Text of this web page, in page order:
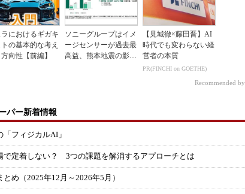
ラにおけるギガキ
トの基本的な考え
向性【前編】
ソニーグループはイメ
ージセンサーが過去最
高益、熊本地震の影響
【見城徹×藤田晋】AI
時代でも変わらない経
営者の本質
PR(FINCHI on GOETHE)
Recommended by
パー新着情報
フィジカルAI」
で定着しない？ 3つの課題を解消するアプローチとは
め（2025年12月～2026年5月）